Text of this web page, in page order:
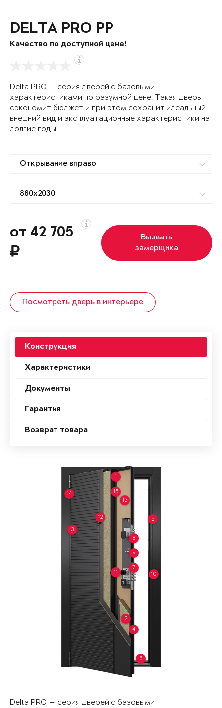
DELTA PRO PP
Качество по доступной цене!
Delta PRO — серия дверей с базовыми
характеристиками по разумной цене. Такая дверь
сэкономит бюджет и при этом сохранит идеальный
внешний вид и эксплуатационные характеристики на
долгие годы.
от 42 705
Вызвать
замерщика
Посмотреть дверь в интерьере
Конструкция
Характеристики
Документы
Гарантия
Возврат товара
1
2
3
4
5
6
7
8
9
10
11
12
13
14 15
Delta PRO — серия дверей с базовыми